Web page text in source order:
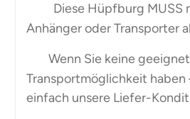
Diese Hüpfburg MUSS
Anhänger oder Transporter
Wenn Sie keine
Transportmöglichkeit haben
einfach unsere Liefer-